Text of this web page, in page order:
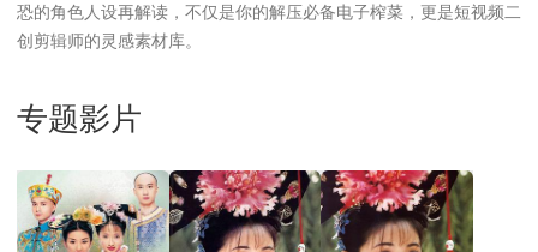
恐的角色人设再解读，不仅是你的解压必备电子榨菜，更是短视频二
创剪辑师的灵感素材库。
专题影片